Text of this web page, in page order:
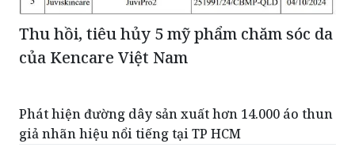
Thu hồi, tiêu hủy 5 mỹ phẩm chăm sóc da
của Kencare Việt Nam
Phát hiện đường dây sản xuất hơn 14.000 áo thun
giả nhãn hiệu nổi tiếng tại TP HCM